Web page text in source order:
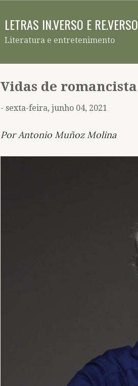
LETRAS IN.VERSO E RE.VERSO
Literatura e entretenimento
Vidas de romancista
- sexta-feira, junho 04, 2021
Por Antonio Muñoz Molina